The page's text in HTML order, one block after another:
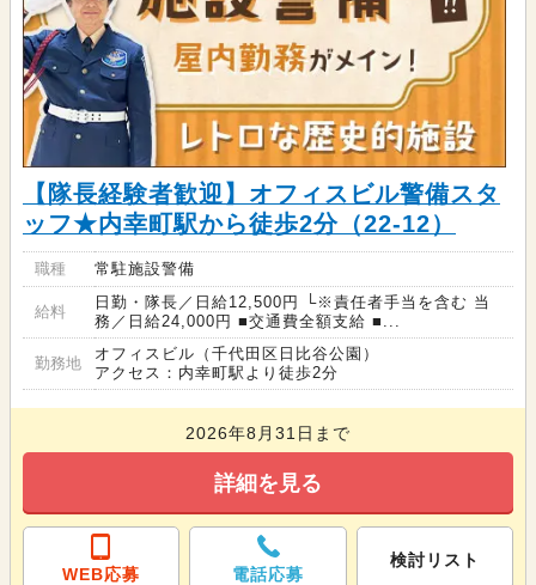
【隊長経験者歓迎】オフィスビル警備スタ
ッフ★内幸町駅から徒歩2分（22-12）
職種 常駐施設警備
給料
日勤・隊長／日給12,500円 └※責任者手当を含む 当
務／日給24,000円 ■交通費全額支給 ■...
勤務地
オフィスビル（千代田区日比谷公園）
アクセス：内幸町駅より徒歩2分
2026年8月31日まで
詳細を見る
WEB応募 電話応募
検討リスト